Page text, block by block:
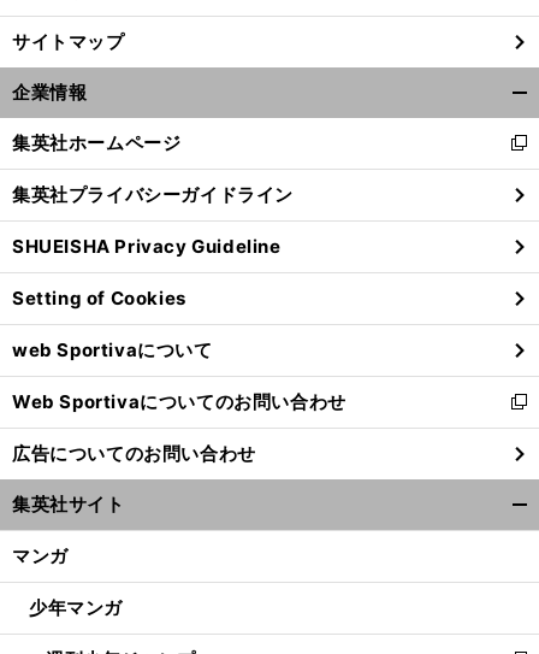
。
ポ
」
前
サイトマップ
企業情報
閉
る
集英社ホームページ
新
し
い
ウ
ィ
ン
ド
ウ
で
開
く
集英社プライバシーガイドライン
SHUEISHA Privacy Guideline
Setting of Cookies
web Sportivaについて
Web Sportivaについてのお問い合わせ
新
し
い
ウ
ィ
ン
ウ
開
広告についてのお問い合わせ
集英社サイト
マンガ
少年マンガ